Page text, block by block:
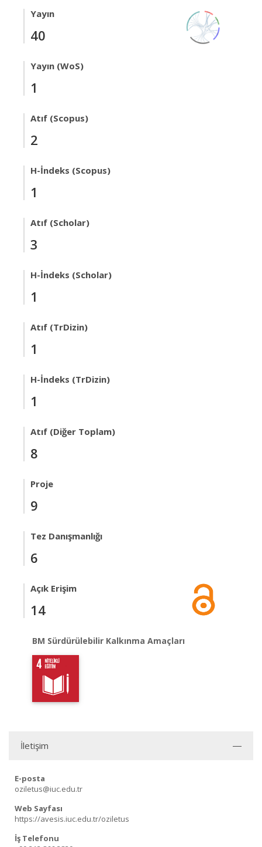
Yayın
40
Yayın (WoS)
1
Atıf (Scopus)
2
H-İndeks (Scopus)
1
Atıf (Scholar)
3
H-İndeks (Scholar)
1
Atıf (TrDizin)
1
H-İndeks (TrDizin)
1
Atıf (Diğer Toplam)
8
Proje
9
Tez Danışmanlığı
6
Açık Erişim
14
BM Sürdürülebilir Kalkınma Amaçları
İletişim
E-posta
oziletus@iuc.edu.tr
Web Sayfası
https://avesis.iuc.edu.tr/oziletus
İş Telefonu